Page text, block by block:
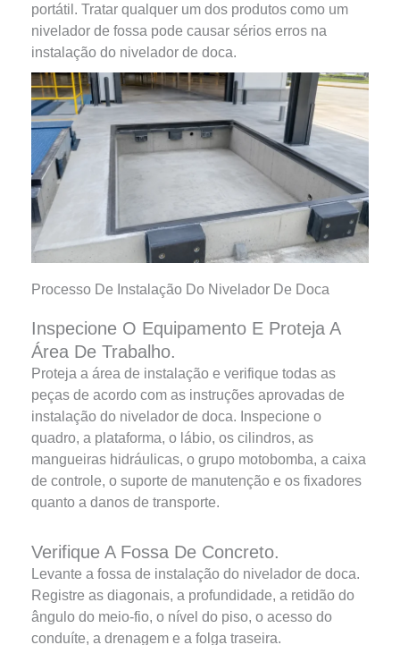
portátil. Tratar qualquer um dos produtos como um
nivelador de fossa pode causar sérios erros na
instalação do nivelador de doca.
Processo De Instalação Do Nivelador De Doca
Inspecione O Equipamento E Proteja A
Área De Trabalho.
Proteja a área de instalação e verifique todas as
peças de acordo com as instruções aprovadas de
instalação do nivelador de doca. Inspecione o
quadro, a plataforma, o lábio, os cilindros, as
mangueiras hidráulicas, o grupo motobomba, a caixa
de controle, o suporte de manutenção e os fixadores
quanto a danos de transporte.
Verifique A Fossa De Concreto.
Levante a fossa de instalação do nivelador de doca.
Registre as diagonais, a profundidade, a retidão do
ângulo do meio-fio, o nível do piso, o acesso do
conduíte, a drenagem e a folga traseira.